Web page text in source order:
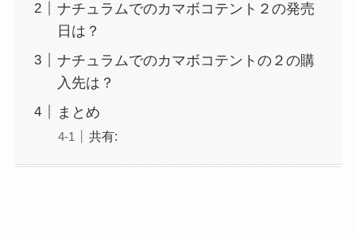
ナチュラムでのカマボコテント２の発売
日は？
ナチュラムでのカマボコテントの２の購
入先は？
まとめ
共有: